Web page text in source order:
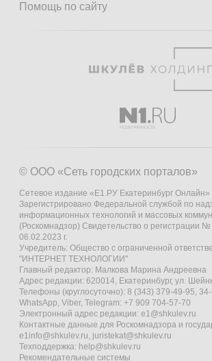
Помощь по сайту
© ООО «Сеть городских порталов»
Сетевое издание «Е1.РУ Екатеринбург Онлайн»
Зарегистрировано Федеральной службой по
информационных технологий и массовых
(Роскомнадзор) Свидетельство о регистрации
06.02.2023 г.
Учредитель: Общество с ограниченной
"ИНТЕРНЕТ ТЕХНОЛОГИИ"
Главный редактор: Малкова Марина Андреевна
Адрес редакции: 620014, Екатеринбург, ул.
Телефоны (круглосуточно): 8 (343) 379-49-95,
WhatsApp, Viber, Telegram: +7 909 704-57-70
Электронный адрес редакции: e1@shkulev.ru
Контактные данные для Роскомнадзора и
e1info@shkulev.ru, juristekat@shkulev.ru
Техподдержка: help@shkulev.ru
Рекомендательные системы